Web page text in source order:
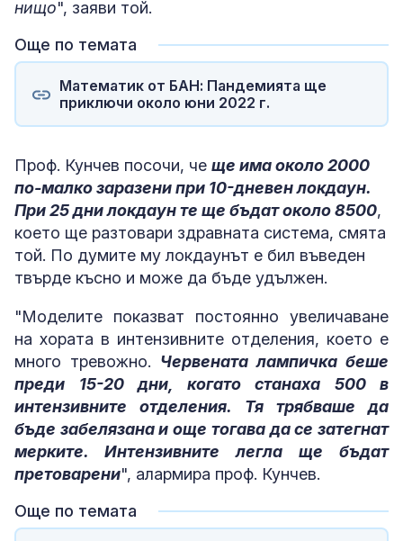
нищо", заяви той.
Още по темата
Математик от БАН: Пандемията ще
приключи около юни 2022 г.
Проф. Кунчев посочи, че ще има около 2000
по-малко заразени при 10-дневен локдаун.
При 25 дни локдаун те ще бъдат около 8500,
което ще разтовари здравната система, смята
той. По думите му локдаунът е бил въведен
твърде късно и може да бъде удължен.
"Моделите показват постоянно увеличаване
на хората в интензивните отделения, което е
много тревожно. Червената лампичка беше
преди 15-20 дни, когато станаха 500 в
интензивните отделения. Тя трябваше да
бъде забелязана и още тогава да се затегнат
мерките. Интензивните легла ще бъдат
претоварени", алармира проф. Кунчев.
Още по темата